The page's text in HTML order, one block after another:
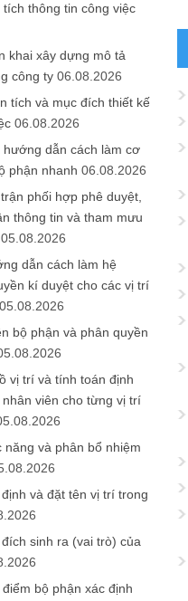
thông tin công việc
khai xây dựng mô tả
công ty 06.08.2026
tích và mục đích thiết kế
06.08.2026
hướng dẫn cách làm cơ
phận nhanh 06.08.2026
phối hợp phê duyệt,
thông tin và tham mưu
05.08.2026
dẫn cách làm hệ
kí duyệt cho các vị trí
05.08.2026
bộ phận và phân quyền
vị trí và tính toán định
viên cho từng vị trí
năng và phân bổ nhiệm
và đặt tên vị trí trong
sinh ra (vai trò) của
bộ phận xác định